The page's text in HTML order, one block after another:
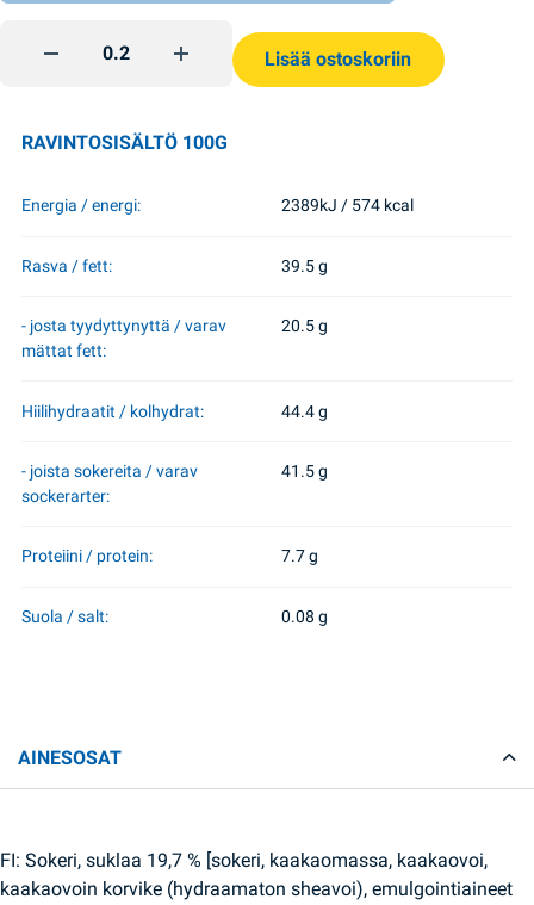
Mont Blanc suklaa ja seesami Roshen quantity
Lisää ostoskoriin
RAVINTOSISÄLTÖ 100G
Energia / energi: 2389kJ / 574 kcal
Rasva / fett: 39.5 g
- josta tyydyttynyttä / varav
mättat fett:
20.5 g
Hiilihydraatit / kolhydrat: 44.4 g
- joista sokereita / varav
sockerarter:
41.5 g
Proteiini / protein: 7.7 g
Suola / salt: 0.08 g
AINESOSAT
FI: Sokeri, suklaa 19,7 % [sokeri, kaakaomassa, kaakaovoi,
kaakaovoin korvike (hydraamaton sheavoi), emulgointiaineet